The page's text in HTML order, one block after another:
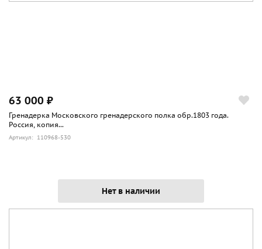
63 000 ₽
Гренадерка Московского гренадерского полка обр.1803 года.
Россия, копия...
Артикул: 110968-530
Нет в наличии